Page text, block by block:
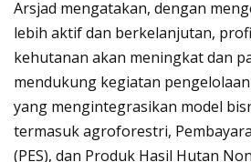
Arsjad mengatakan, dengan
lebih aktif dan berkelanjutan,
kehutanan akan meningkat dan
mendukung kegiatan
yang mengintegrasikan model
termasuk agroforestri,
(PES), dan Produk Hasil Hutan